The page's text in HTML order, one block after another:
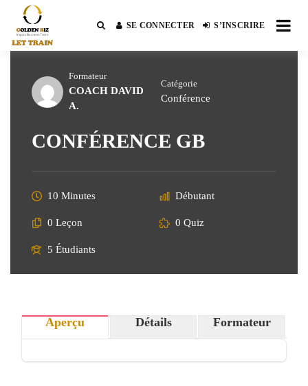
Passer
contenu
Impact Business Team
SE CONNECTER S’INSCRIRE
Formateur
COACH DAVID
A.
Catégorie
Conférence
CONFÉRENCE GB
10 Minutes Débutant
0 Leçon 0 Quiz
5 Étudiants
Aperçu Détails Formateur